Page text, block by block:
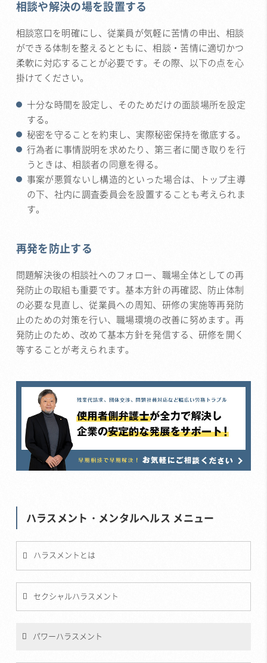
相談や解決の場を設置する
相談窓口を明確にし、従業員が気軽に苦情の申出、相談
ができる体制を整えるとともに、相談・苦情に適切かつ
柔軟に対応することが必要です。その際、以下の点を心
掛けてください。
十分な時間を設定し、そのためだけの面談場所を設定
する。
秘密を守ることを約束し、実際秘密保持を徹底する。
行為者に事情説明を求めたり、第三者に聞き取りを行
うときは、相談者の同意を得る。
事案が悪質ないし構造的といった場合は、トップ主導
の下、社内に調査委員会を設置することも考えられま
す。
再発を防止する
問題解決後の相談社へのフォロー、職場全体としての再
発防止の取組も重要です。基本方針の再確認、防止体制
の必要な見直し、従業員への周知、研修の実施等再発防
止のための対策を行い、職場環境の改善に努めます。再
発防止のため、改めて基本方針を発信する、研修を開く
等することが考えられます。
ハラスメント・メンタルヘルス メニュー
ハラスメントとは
セクシャルハラスメント
パワーハラスメント